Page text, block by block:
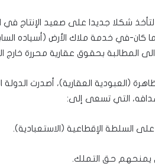
شكلا جديدا على صعيد الإنتاج في
كان-في خدمة ملاك الأرض (أسياده
الى المطالبة بحقوق عقارية محررة خارج
(العبودية العقارية)، أصدرت الدولة
على السلطة الإقطاعية (الاستعبادية).
يمنحهم حق التملك.